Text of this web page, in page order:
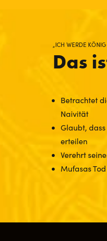
„ICH WERDE
Das
Betrachtet
Naivität
Glaubt,
erteilen
Verehrt
Mufasas